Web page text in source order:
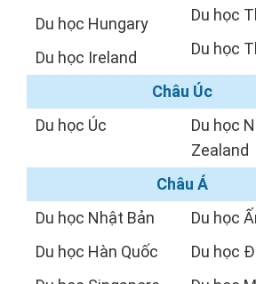
Du học Hungary
Du học Ireland
Du học
Du học
Châu Úc
Du học Úc
Du học
Zealand
Châu Á
Du học Nhật Bản
Du học Hàn Quốc
Du học
Du học